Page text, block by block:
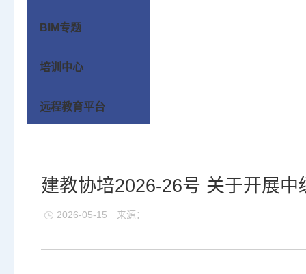
BIM专题
培训中心
远程教育平台
建教协培2026-26号 关于开展
2026-05-15 来源：